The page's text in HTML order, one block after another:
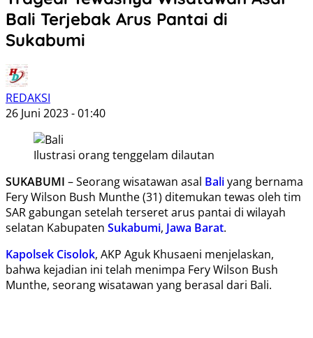
Bali Terjebak Arus Pantai di
Sukabumi
REDAKSI
26 Juni 2023 - 01:40
Ilustrasi orang tenggelam dilautan
SUKABUMI – Seorang wisatawan asal Baliyang bernama
Fery Wilson Bush Munthe (31) ditemukan tewas oleh tim
SAR gabungan setelah terseret arus pantai di wilayah
selatan Kabupaten Sukabumi, Jawa Barat.
Kapolsek Cisolok, AKP Aguk Khusaeni menjelaskan,
bahwa kejadian ini telah menimpa Fery Wilson Bush
Munthe, seorang wisatawan yang berasal dari Bali.